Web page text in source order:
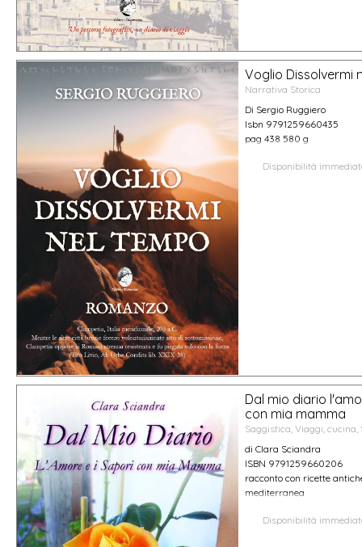
Voglio Dissolvermi
Narrativa Storica
Di Sergio Ruggiero
Isbn 9791259660435
pag 438 580 g
Disponibilità
Dal mio diario
con mia mamma
Saggistica, Viaggi,
di Clara Sciandra
ISBN 9791259660206
racconto con ricette
mediterranea
Disponibilità